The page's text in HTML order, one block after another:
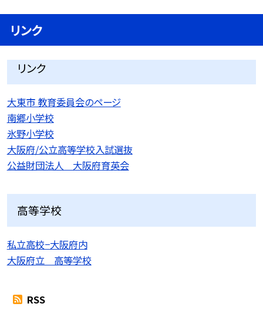
リンク
リンク
大東市 教育委員会のページ
南郷小学校
氷野小学校
大阪府/公立高等学校入試選抜
公益財団法人 大阪府育英会
高等学校
私立高校−大阪府内
大阪府立 高等学校
RSS